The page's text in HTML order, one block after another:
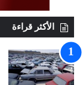
الأكثر قراءة